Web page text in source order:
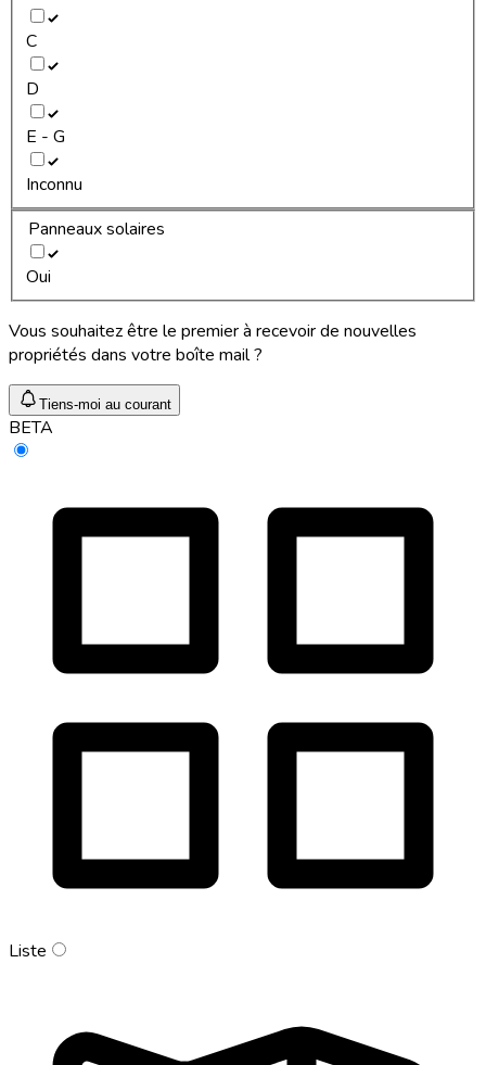
C
D
E - G
Inconnu
Panneaux solaires
Oui
Vous souhaitez être le premier à recevoir de nouvelles
propriétés dans votre boîte mail ?
Tiens-moi au courant
BETA
Liste